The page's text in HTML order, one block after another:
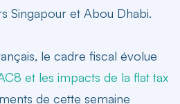
Singapour et Abou Dhabi.
le cadre fiscal évolue
et les impacts de la flat tax
de cette semaine